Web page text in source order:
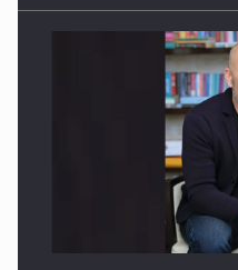
Webinar - Business
Investitii Digitalizare